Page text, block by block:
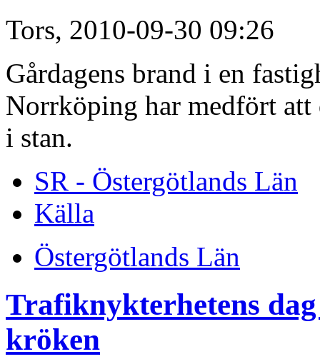
Tors, 2010-09-30 09:26
Gårdagens brand i en
Norrköping har medfört
i stan.
SR - Östergötlands Län
Källa
Östergötlands Län
Trafiknykterhetens
kröken